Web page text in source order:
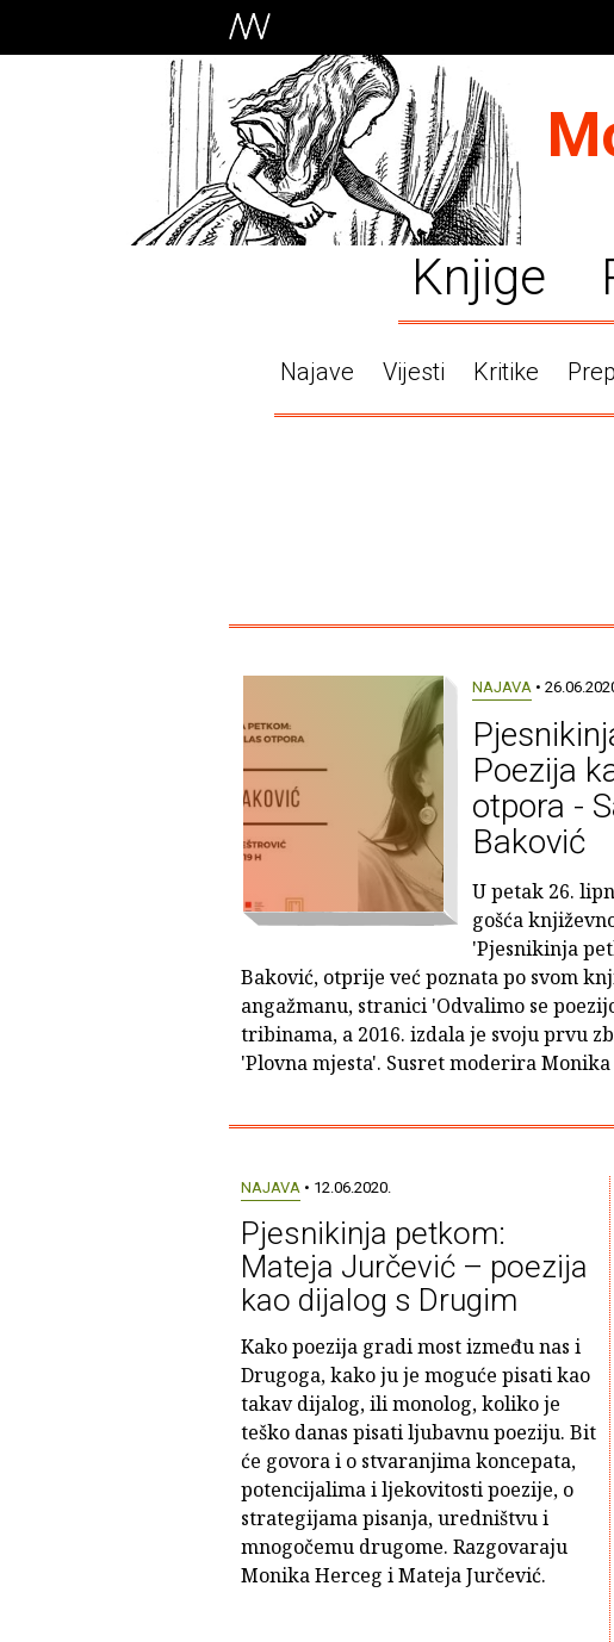
Knjige
Najave Vijesti Kritike
NAJAVA •
Poezija
otpora -
Baković
U petak 26.
gošća
'Pjesnikinja
Baković, otprije već poznata po svom
angažmanu, stranici 'Odvalimo se
tribinama, a 2016. izdala je svoju prvu
'Plovna mjesta'. Susret moderira
NAJAVA• 12.06.2020.
Pjesnikinja petkom:
Mateja Jurčević – poezija
kao dijalog s Drugim
Kako poezija gradi most između nas i
Drugoga, kako ju je moguće pisati kao
takav dijalog, ili monolog, koliko je
teško danas pisati ljubavnu poeziju. Bit
će govora i o stvaranjima koncepata,
potencijalima i ljekovitosti poezije, o
strategijama pisanja, uredništvu i
mnogočemu drugome. Razgovaraju
Monika Herceg i Mateja Jurčević.